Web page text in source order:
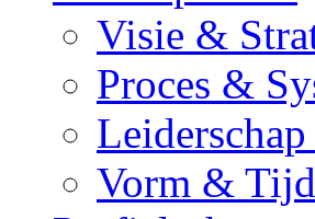
Visie &
Proces &
Vorm & Tijd